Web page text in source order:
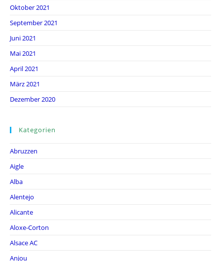
Oktober 2021
September 2021
Juni 2021
Mai 2021
April 2021
März 2021
Dezember 2020
Kategorien
Abruzzen
Aigle
Alba
Alentejo
Alicante
Aloxe-Corton
Alsace AC
Anjou